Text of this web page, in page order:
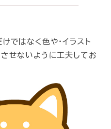
ではなく色や・イラスト
せないように工夫してお